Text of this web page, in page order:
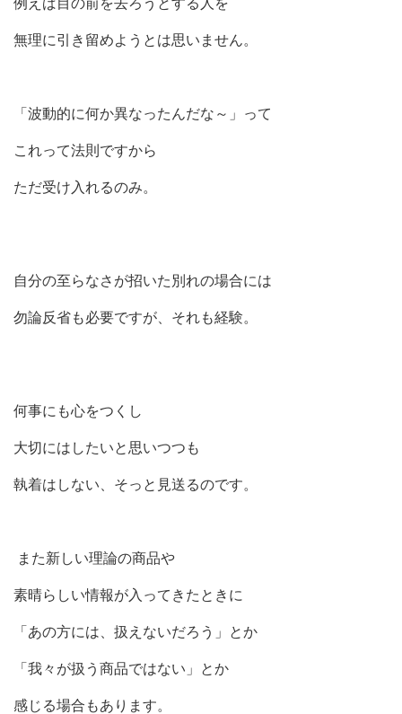
例えば目の前を去ろうとする人を
無理に引き留めようとは思いません。
「波動的に何か異なったんだな～」って
これって法則ですから
ただ受け入れるのみ。
自分の至らなさが招いた別れの場合には
勿論反省も必要ですが、それも経験。
何事にも心をつくし
大切にはしたいと思いつつも
執着はしない、そっと見送るのです。
また新しい理論の商品や
素晴らしい情報が入ってきたときに
「あの方には、扱えないだろう」とか
「我々が扱う商品ではない」とか
感じる場合もあります。